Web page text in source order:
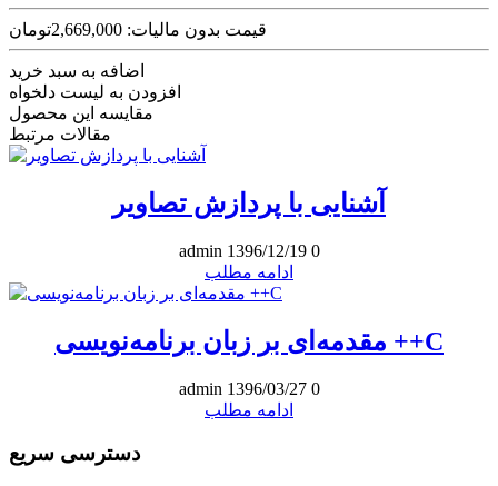
قیمت بدون مالیات: 2,669,000تومان
اضافه به سبد خرید
افزودن به لیست دلخواه
مقایسه این محصول
مقالات مرتبط
آشنایی با پردازش تصاویر
admin 1396/12/19 0
ادامه مطلب
مقدمه‌ای بر زبان برنامه‌نویسی ++C
admin 1396/03/27 0
ادامه مطلب
دسترسی سریع